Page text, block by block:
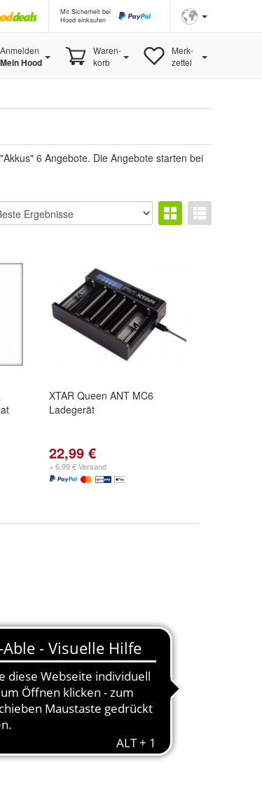
Mit Sicherheit bei
Hood einkaufen
Anmelden
Mein Hood
Waren-
korb
Merk-
zettel
6 Angebote. Die Angebote starten bei
XTAR Queen ANT MC6
Ladegerät
22,99 €
+ 6,99 € Versand